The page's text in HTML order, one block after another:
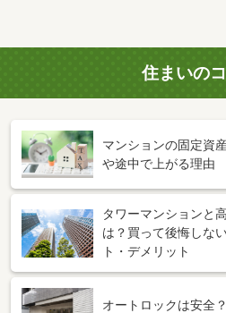
住まいの
マンションの固定資
や途中で上がる理由
タワーマンションと
は？買って後悔しな
ト・デメリット
オートロックは安全